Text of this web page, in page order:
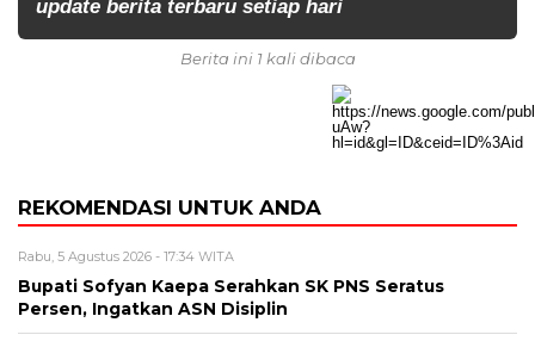
update berita terbaru setiap hari
Berita ini 1 kali dibaca
REKOMENDASI UNTUK ANDA
Rabu, 5 Agustus 2026 - 17:34 WITA
Bupati Sofyan Kaepa Serahkan SK PNS Seratus
Persen, Ingatkan ASN Disiplin